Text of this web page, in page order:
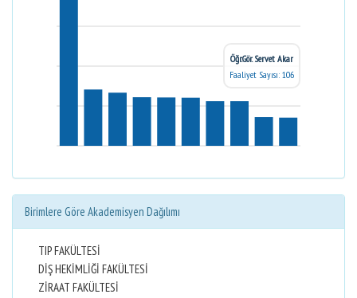
Öğr.Gör. Servet Akar
Faaliyet Sayısı: 106
Birimlere Göre Akademisyen Dağılımı
TIP FAKÜLTESİ
DİŞ HEKİMLİĞİ FAKÜLTESİ
ZİRAAT FAKÜLTESİ